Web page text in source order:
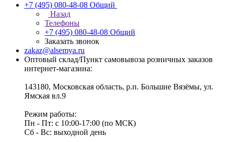
+7 (495) 080-48-08 Общий
Назад
Телефоны
+7 (495) 080-48-08 Общий
Заказать звонок
zakaz@alsemya.ru
Оптовый склад/Пункт самовывоза розничных заказов
интернет-магазина:
143180, Московская область, р.п. Большие Вязёмы, ул.
Ямская вл.9
Режим работы:
Пн - Пт: с 10:00-17:00 (по МСК)
Сб - Вс: выходной день